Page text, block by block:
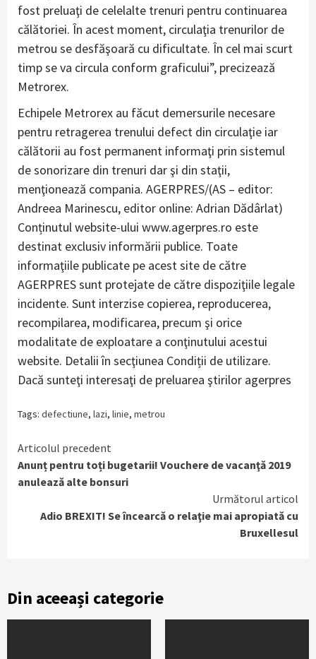
fost preluaţi de celelalte trenuri pentru continuarea
călătoriei. În acest moment, circulaţia trenurilor de
metrou se desfăşoară cu dificultate. În cel mai scurt
timp se va circula conform graficului”, precizează
Metrorex.
Echipele Metrorex au făcut demersurile necesare
pentru retragerea trenului defect din circulaţie iar
călătorii au fost permanent informaţi prin sistemul
de sonorizare din trenuri dar şi din staţii,
menţionează compania. AGERPRES/(AS – editor:
Andreea Marinescu, editor online: Adrian Dădârlat)
Conținutul website-ului www.agerpres.ro este
destinat exclusiv informării publice. Toate
informaţiile publicate pe acest site de către
AGERPRES sunt protejate de către dispoziţiile legale
incidente. Sunt interzise copierea, reproducerea,
recompilarea, modificarea, precum şi orice
modalitate de exploatare a conţinutului acestui
website. Detalii în secţiunea Condiții de utilizare.
Dacă sunteţi interesaţi de preluarea ştirilor agerpres
Tags: defectiune, lazi, linie, metrou
Continue
Reading
Articolul precedent
Anunț pentru toți bugetarii! Vouchere de vacanţă 2019
anulează alte bonsuri
Următorul articol
Adio BREXIT! Se încearcă o relaţie mai apropiată cu
Bruxellesul
Din aceeași categorie